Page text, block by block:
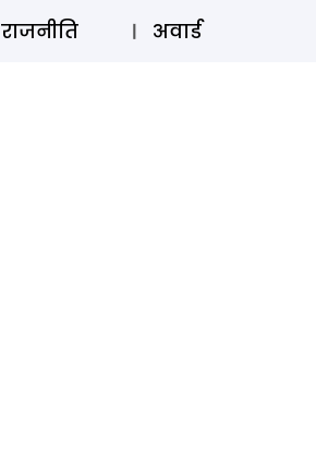
⚲ SUBSCRIBE
राजनीति अवार्ड